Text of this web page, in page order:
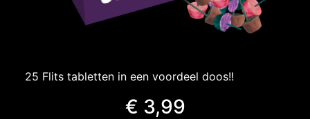
25 Flits tabletten in een voordeel doos!!
€ 3,99